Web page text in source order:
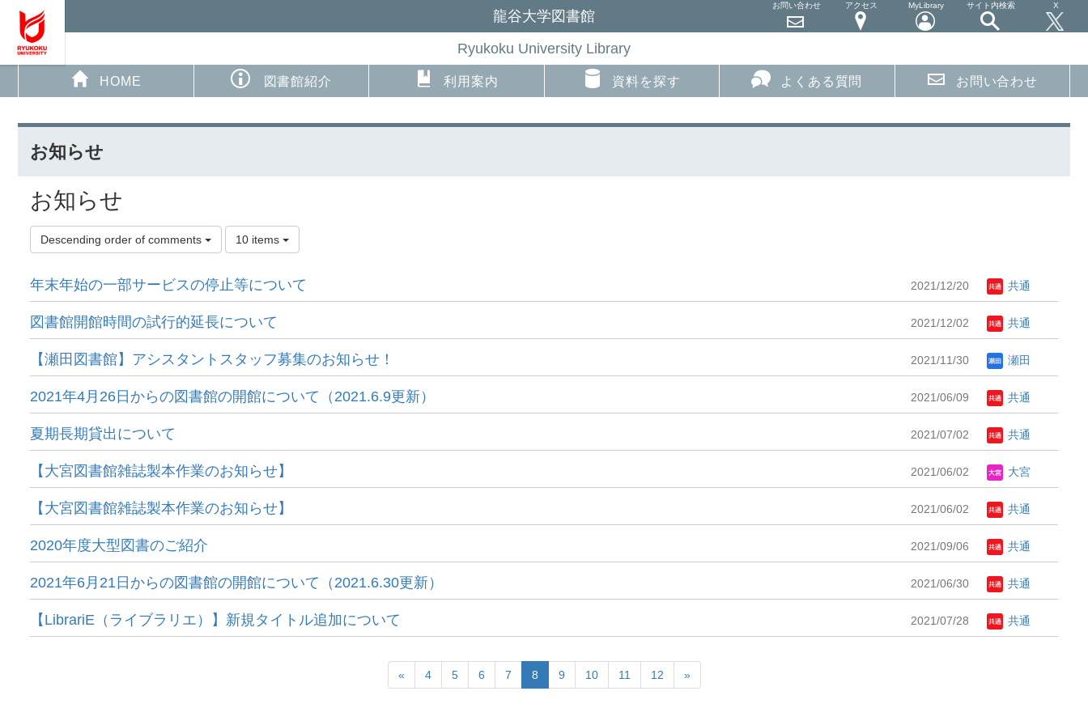
龍谷大学図書館
Ryukoku University Library
お問い合わせ アクセス MyLibrary サイト内検索 X
HOME 図書館紹介 利用案内 資料を探す よくある質問 お問い合わせ
お知らせ
お知らせ
Descending order of comments 10 items
年末年始の一部サービスの停止等について 2021/12/20 共通
図書館開館時間の試行的延長について 2021/12/02 共通
【瀬田図書館】アシスタントスタッフ募集のお知らせ！ 2021/11/30 瀬田
2021年4月26日からの図書館の開館について（2021.6.9更新） 2021/06/09 共通
夏期長期貸出について 2021/07/02 共通
【大宮図書館雑誌製本作業のお知らせ】 2021/06/02 大宮
【大宮図書館雑誌製本作業のお知らせ】 2021/06/02 共通
2020年度大型図書のご紹介 2021/09/06 共通
2021年6月21日からの図書館の開館について（2021.6.30更新） 2021/06/30 共通
【LibrariE（ライブラリエ）】新規タイトル追加について 2021/07/28 共通
« 4 5 6 7 8 9 10 11 12 »